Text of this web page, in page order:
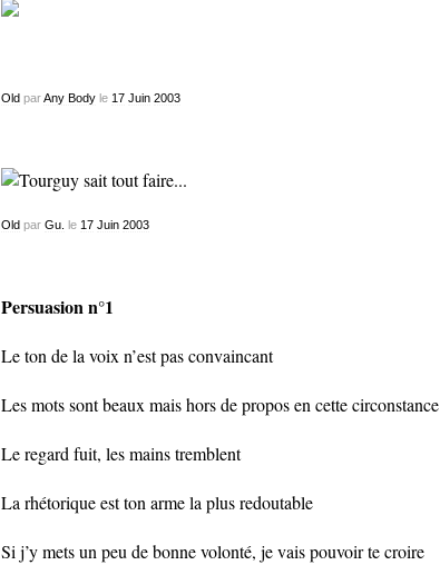
OldparAny Bodyle 17 Juin 2003
Oldpar Gu. le 17 Juin 2003
Persuasion n°1
Le ton de la voix n’est pas convaincant
Les mots sont beaux mais hors de propos en cette circonstance
Le regard fuit, les mains tremblent
La rhétorique est ton arme la plus redoutable
Si j’y mets un peu de bonne volonté, je vais pouvoir te croire